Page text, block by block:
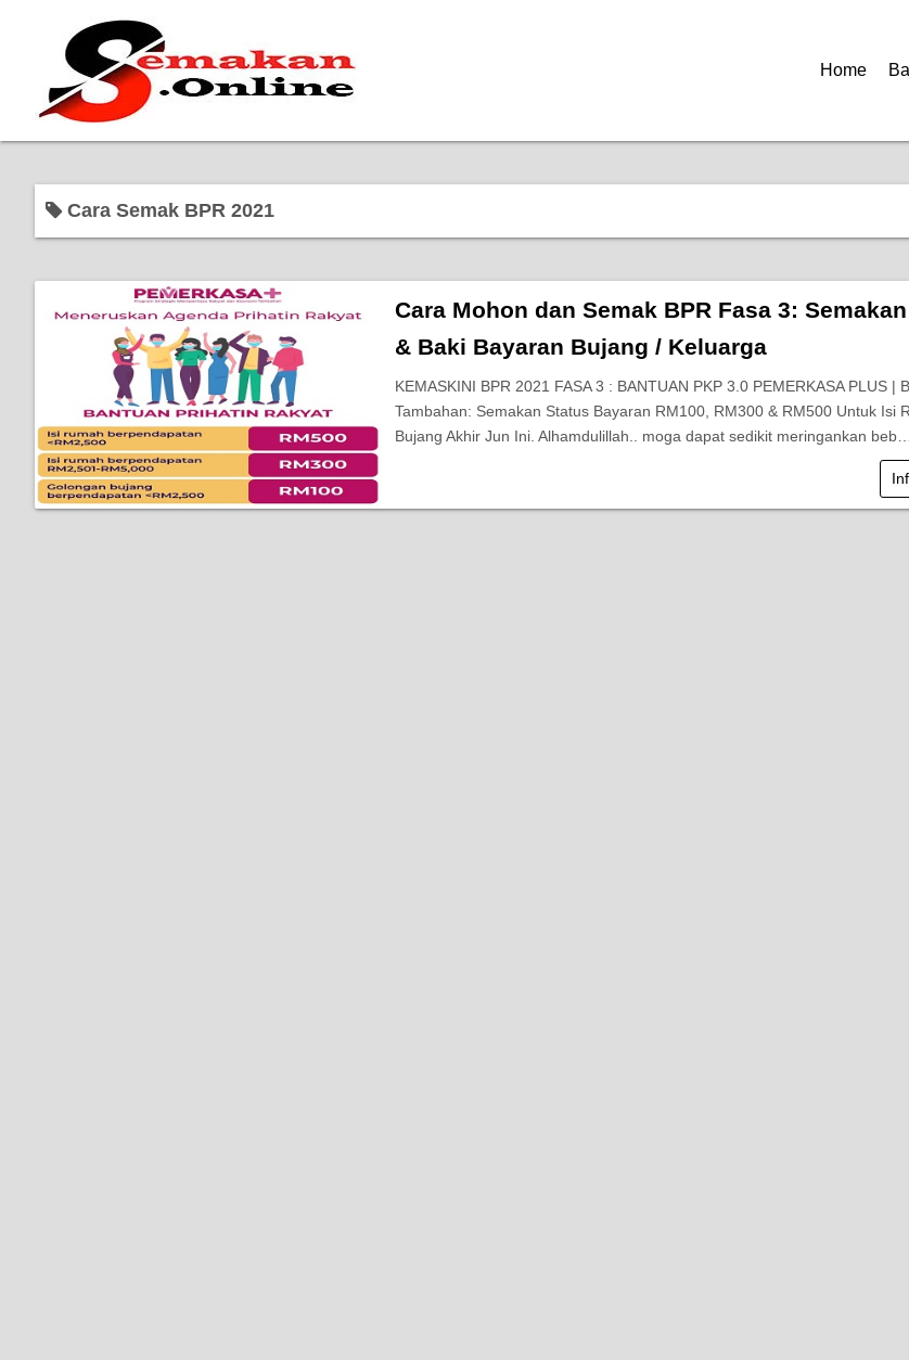
Home
Cara Semak BPR 2021
Cara Mohon dan Semak BPR Fasa 3:
& Baki Bayaran Bujang / Keluarga
KEMASKINI BPR 2021 FASA 3 : BANTUAN PKP 3.0 PEMERKASA PLUS |
Tambahan: Semakan Status Bayaran RM100, RM300 & RM500 Untuk Isi
Bujang Akhir Jun Ini. Alhamdulillah.. moga dapat sedikit meringankan beb…